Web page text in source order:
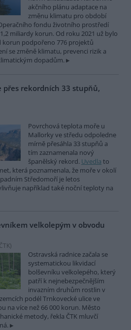
akčního plánu adaptace na
změnu klimatu pro období
fondu životního prostředí
miliardy korun. Od roku 2021 už bylo
korun podpořeno 776 projektů
se změně klimatu, prevenci rizik a
dopadům.
přes rekordních 33 stupňů,
Povrchová teplota moře u
Mallorky ve středu odpoledne
mírně přesáhla 33 stupňů a
tím zaznamenala nový
španělský rekord. Uvedla to
která poznamenala, že moře v okolí
Středomoří je letos
například také noční teploty na
velkolepým v obvodu
ČTK)
Ostravská radnice začala se
systematickou likvidací
bolševníku velkolepého, který
patří k nejnebezpečnějším
invazním druhům rostlin v
podél Trnkovecké ulice ve
na více než 66 000 korun. Město
metody, řekla ČTK mluvčí